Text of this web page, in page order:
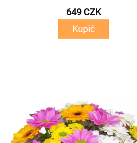
649 CZK
Kupić